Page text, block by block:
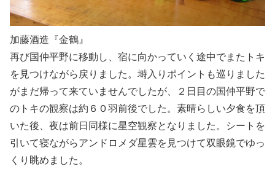
加藤酒造『金鶴』
再び国仲平野に移動し、宿に向かっていく途中でまたトキ
を見つけながら戻りました。塒入りポイントも巡りました
がまだ帰って来ていませんでしたが、２日目の国仲平野で
のトキの観察は約６０羽前後でした。素晴らしい夕食を頂
いた後、夜は前日同様に星空観察となりました。シートを
引いて寝ながらアンドロメダ星雲を見つけて双眼鏡でゆっ
くり眺めました。